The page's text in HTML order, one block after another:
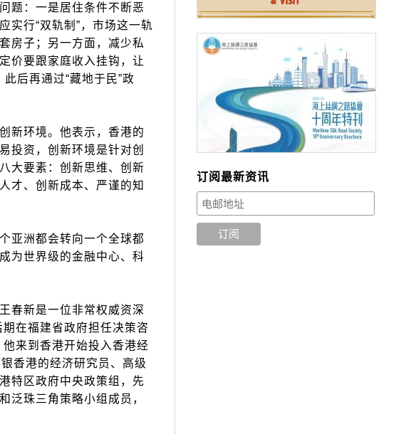
题：一是居住条件不断恶
实行“双轨制”，市场这一轨
房子；另一方面，减少私
价要跟家庭收入挂钩，让
后再通过“藏地于民”政
新环境。他表示，香港的
投资，创新环境是针对创
大要素：创新思维、创新
才、创新成本、严谨的知
亚洲都会转向一个全球都
为世界级的金融中心、科
春新是一位非常权威资深
在福建省政府担任决策咨
来到香港开始投入香港经
香港的经济研究员、高级
特区政府中央政策组，先
泛珠三角策略小组成员，
订阅最新资讯